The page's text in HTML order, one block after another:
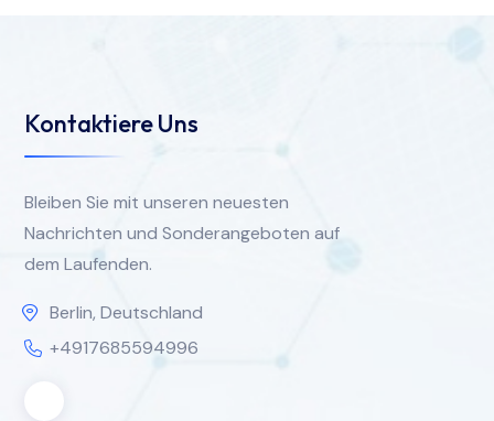
Kontaktiere Uns
Bleiben Sie mit unseren neuesten
Nachrichten und Sonderangeboten auf
dem Laufenden.
Berlin, Deutschland
+4917685594996